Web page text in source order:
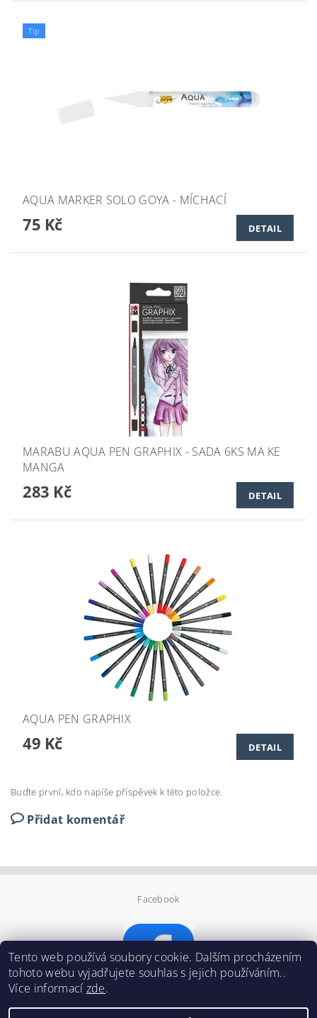
Tip
AQUA MARKER SOLO GOYA - MÍCHACÍ
75 Kč DETAIL
MARABU AQUA PEN GRAPHIX - SADA 6KS MA KE
MANGA
283 Kč DETAIL
AQUA PEN GRAPHIX
49 Kč DETAIL
Buďte první, kdo napíše příspěvek k této položce.
Přidat komentář
Facebook
Tento web používá soubory cookie. Dalším procházením
tohoto webu vyjadřujete souhlas s jejich používáním..
Více informací zde.